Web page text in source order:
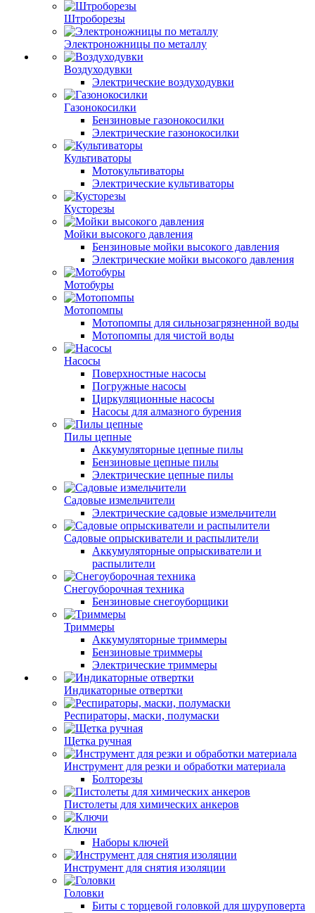
Штроборезы
Электроножницы по металлу
Воздуходувки
Электрические воздуходувки
Газонокосилки
Бензиновые газонокосилки
Электрические газонокосилки
Культиваторы
Мотокультиваторы
Электрические культиваторы
Кусторезы
Мойки высокого давления
Бензиновые мойки высокого давления
Электрические мойки высокого давления
Мотобуры
Мотопомпы
Мотопомпы для сильнозагрязненной воды
Мотопомпы для чистой воды
Насосы
Поверхностные насосы
Погружные насосы
Циркуляционные насосы
Насосы для алмазного бурения
Пилы цепные
Аккумуляторные цепные пилы
Бензиновые цепные пилы
Электрические цепные пилы
Садовые измельчители
Электрические садовые измельчители
Садовые опрыскиватели и распылители
Аккумуляторные опрыскиватели и
распылители
Снегоуборочная техника
Бензиновые снегоуборщики
Триммеры
Аккумуляторные триммеры
Бензиновые триммеры
Электрические триммеры
Индикаторные отвертки
Респираторы, маски, полумаски
Щетка ручная
Инструмент для резки и обработки материала
Болторезы
Пистолеты для химических анкеров
Ключи
Наборы ключей
Инструмент для снятия изоляции
Головки
Биты с торцевой головкой для шуруповерта